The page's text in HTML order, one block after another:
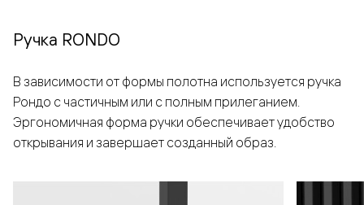
Ручка RONDO
В зависимости от формы полотна используется ручка
Рондо с частичным или с полным прилеганием.
Эргономичная форма ручки обеспечивает удобство
открывания и завершает созданный образ.